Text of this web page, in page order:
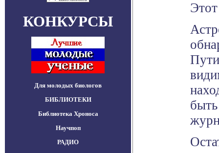
КОНКУРСЫ
Для молодых биологов
БИБЛИОТЕКИ
Библиотека Хроноса
Научпоп
РАДИО